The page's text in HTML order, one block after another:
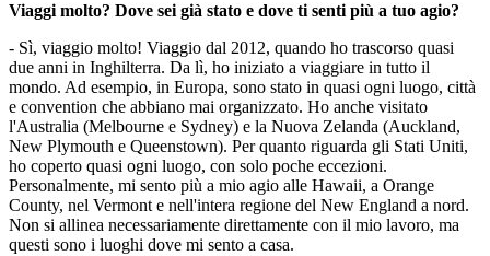
Viaggi molto? Dove sei già stato e dove ti senti più a tuo agio?
- Sì, viaggio molto! Viaggio dal 2012, quando ho trascorso quasi
due anni in Inghilterra. Da lì, ho iniziato a viaggiare in tutto il
mondo. Ad esempio, in Europa, sono stato in quasi ogni luogo, città
e convention che abbiano mai organizzato. Ho anche visitato
l'Australia (Melbourne e Sydney) e la Nuova Zelanda (Auckland,
New Plymouth e Queenstown). Per quanto riguarda gli Stati Uniti,
ho coperto quasi ogni luogo, con solo poche eccezioni.
Personalmente, mi sento più a mio agio alle Hawaii, a Orange
County, nel Vermont e nell'intera regione del New England a nord.
Non si allinea necessariamente direttamente con il mio lavoro, ma
questi sono i luoghi dove mi sento a casa.